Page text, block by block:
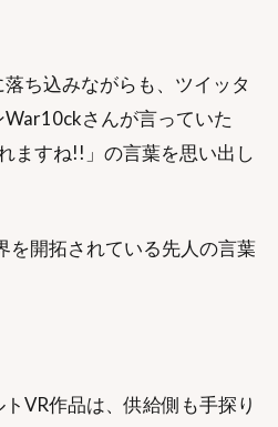
ち込みながらも、ツイッタ
さんが言っていた
ますね!!」の言葉を思い出し
を開拓されている先人の言葉
VR作品は、供給側も手探り